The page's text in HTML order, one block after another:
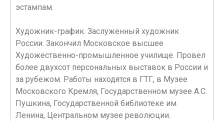
эстампам.
Художник-график. Заслуженный художник
России. Закончил Московское высшее
Художественно-промышленное училище. Провел
более двухсот персональных выставок в России и
за рубежом. Работы находятся в ГТГ, в Музее
Московского Кремля, Государственном музее А.С.
Пушкина, Государственной библиотеке им.
Ленина, Центральном музее революции.